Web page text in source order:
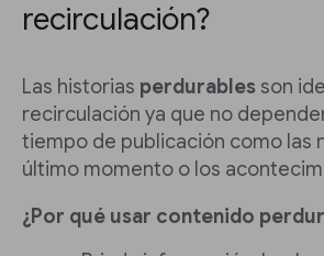
recirculación?
Las historias perdurables son
recirculación ya que no
tiempo de publicación como las
último momento o los
¿Por qué usar contenido